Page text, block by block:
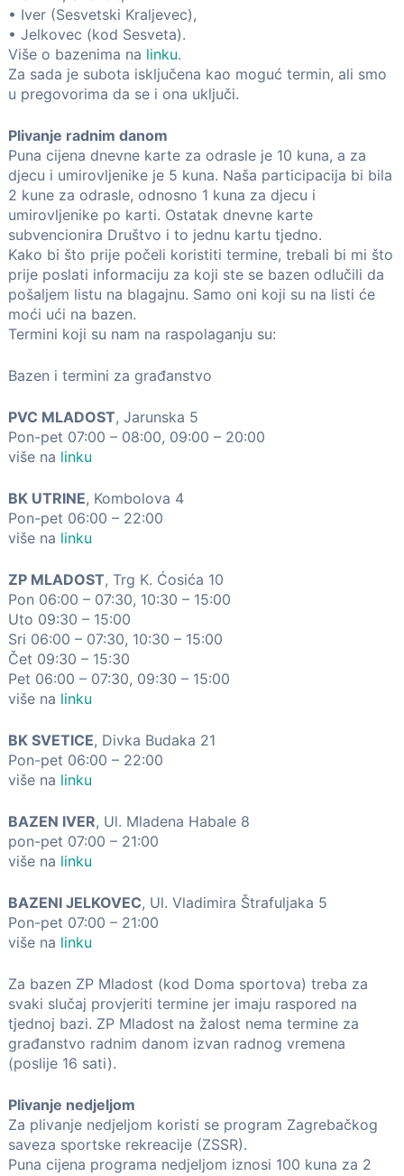
• Iver (Sesvetski Kraljevec),
• Jelkovec (kod Sesveta).
Više o bazenima na linku.
Za sada je subota isključena kao moguć termin, ali smo
u pregovorima da se i ona uključi.
Plivanje radnim danom
Puna cijena dnevne karte za odrasle je 10 kuna, a za
djecu i umirovljenike je 5 kuna. Naša participacija bi bila
2 kune za odrasle, odnosno 1 kuna za djecu i
umirovljenike po karti. Ostatak dnevne karte
subvencionira Društvo i to jednu kartu tjedno.
Kako bi što prije počeli koristiti termine, trebali bi mi što
prije poslati informaciju za koji ste se bazen odlučili da
pošaljem listu na blagajnu. Samo oni koji su na listi će
moći ući na bazen.
Termini koji su nam na raspolaganju su:
Bazen i termini za građanstvo
PVC MLADOST, Jarunska 5
Pon-pet 07:00 – 08:00, 09:00 – 20:00
više na linku
BK UTRINE, Kombolova 4
Pon-pet 06:00 – 22:00
više na linku
ZP MLADOST, Trg K. Ćosića 10
Pon 06:00 – 07:30, 10:30 – 15:00
Uto 09:30 – 15:00
Sri 06:00 – 07:30, 10:30 – 15:00
Čet 09:30 – 15:30
Pet 06:00 – 07:30, 09:30 – 15:00
više na linku
BK SVETICE, Divka Budaka 21
Pon-pet 06:00 – 22:00
više na linku
BAZEN IVER, Ul. Mladena Habale 8
pon-pet 07:00 – 21:00
više na linku
BAZENI JELKOVEC, Ul. Vladimira Štrafuljaka 5
Pon-pet 07:00 – 21:00
više na linku
Za bazen ZP Mladost (kod Doma sportova) treba za
svaki slučaj provjeriti termine jer imaju raspored na
tjednoj bazi. ZP Mladost na žalost nema termine za
građanstvo radnim danom izvan radnog vremena
(poslije 16 sati).
Plivanje nedjeljom
Za plivanje nedjeljom koristi se program Zagrebačkog
saveza sportske rekreacije (ZSSR).
Puna cijena programa nedjeljom iznosi 100 kuna za 2